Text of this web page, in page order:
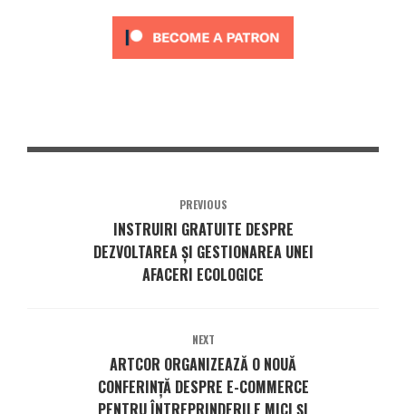
PREVIOUS
INSTRUIRI GRATUITE DESPRE
DEZVOLTAREA ȘI GESTIONAREA UNEI
AFACERI ECOLOGICE
NEXT
ARTCOR ORGANIZEAZĂ O NOUĂ
CONFERINȚĂ DESPRE E-COMMERCE
PENTRU ÎNTREPRINDERILE MICI ȘI